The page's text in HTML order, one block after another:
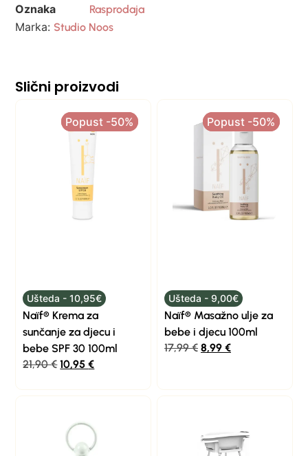
Oznaka Rasprodaja
Marka: Studio Noos
Slični proizvodi
Popust -50%
Popust -50%
Ušteda - 10,95€
Naïf® Krema za
sunčanje za djecu i
bebe SPF 30 100ml
21,90€ 10,95€
Popust -50%
Popust -50%
Ušteda - 9,00€
Naïf® Masažno ulje za
bebe i djecu 100ml
17,99€ 8,99 €